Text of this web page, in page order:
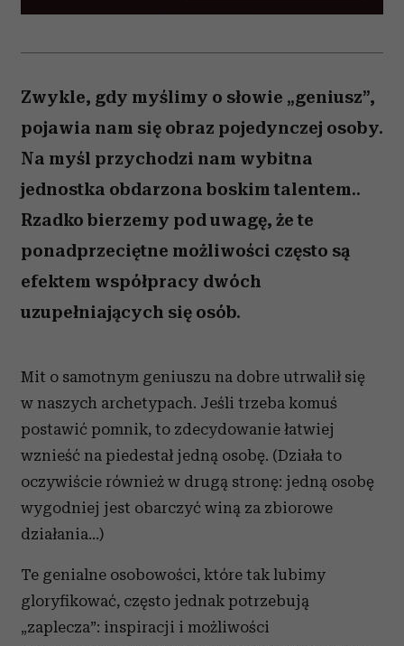
Zwykle, gdy myślimy o słowie „geniusz”,
pojawia nam się obraz pojedynczej osoby.
Na myśl przychodzi nam wybitna
jednostka obdarzona boskim talentem..
Rzadko bierzemy pod uwagę, że te
ponadprzeciętne możliwości często są
efektem współpracy dwóch
uzupełniających się osób.
Mit o samotnym geniuszu na dobre utrwalił się
w naszych archetypach. Jeśli trzeba komuś
postawić pomnik, to zdecydowanie łatwiej
wznieść na piedestał jedną osobę. (Działa to
oczywiście również w drugą stronę: jedną osobę
wygodniej jest obarczyć winą za zbiorowe
działania…)
Te genialne osobowości, które tak lubimy
gloryfikować, często jednak potrzebują
„zaplecza”: inspiracji i możliwości